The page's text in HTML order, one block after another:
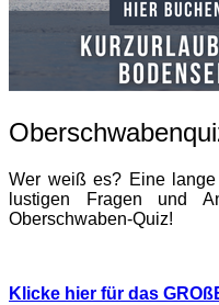
Wer weiß es? Eine
lustigen Fragen und
Oberschwaben-Quiz!
Klicke hier für das